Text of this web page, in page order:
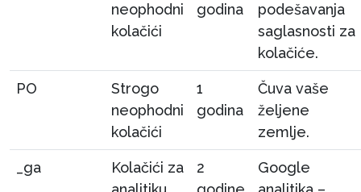
neophodni
kolačići
godina
podešavanja
saglasnosti za
kolačiće.
PO
Strogo
neophodni
kolačići
1
godina
Čuva vaše
željene
zemlje.
_ga
Kolačići za
2
Google